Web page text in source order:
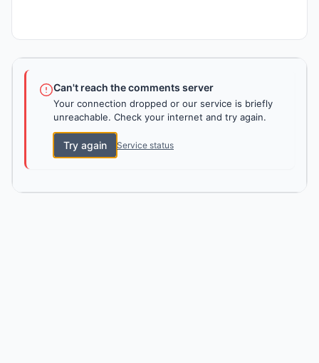
Can't reach the comments server
Your connection dropped or our service is briefly
unreachable. Check your internet and try again.
Try again Service status